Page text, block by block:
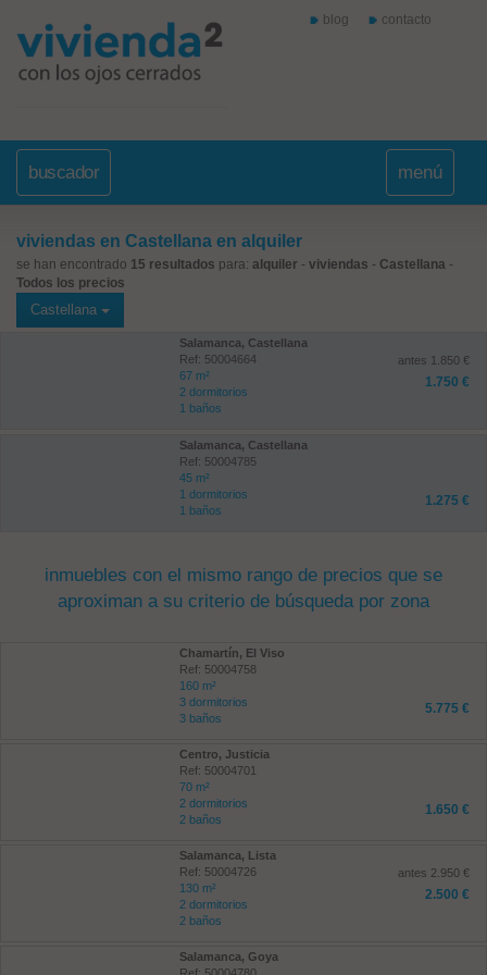
blog contacto
buscador menú
viviendas en Castellana en alquiler
se han encontrado 15 resultados para: alquiler - viviendas - Castellana -
Todos los precios
Castellana
Salamanca, Castellana
Ref: 50004664
67 m²
2 dormitorios
1 baños
antes 1.850 €
1.750 €
Salamanca, Castellana
Ref: 50004785
45 m²
1 dormitorios
1 baños
1.275 €
inmuebles con el mismo rango de precios que se
aproximan a su criterio de búsqueda por zona
Chamartín, El Viso
Ref: 50004758
160 m²
3 dormitorios
3 baños
5.775 €
Centro, Justicia
Ref: 50004701
70 m²
2 dormitorios
2 baños
1.650 €
Salamanca, Lista
Ref: 50004726
130 m²
2 dormitorios
2 baños
antes 2.950 €
2.500 €
Salamanca, Goya